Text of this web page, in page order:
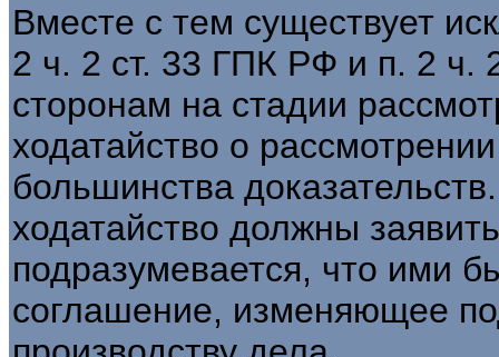
Вместе с тем существует
2 ч. 2 ст. 33 ГПК РФ и п. 2 ч.
сторонам на стадии
ходатайство о
большинства
ходатайство должны
подразумевается, что ими
соглашение, изменяющее